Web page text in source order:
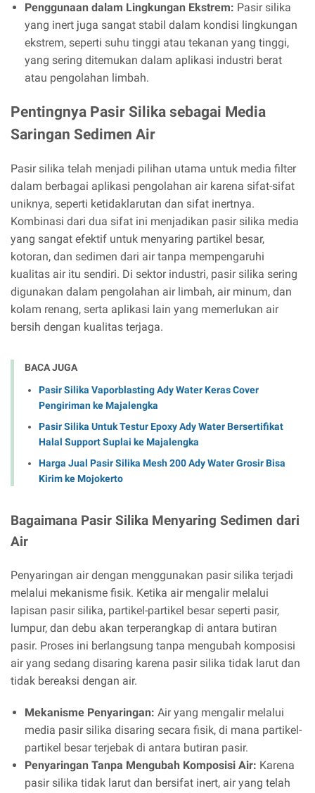
Penggunaan dalam Lingkungan Ekstrem: Pasir silika
yang inert juga sangat stabil dalam kondisi lingkungan
ekstrem, seperti suhu tinggi atau tekanan yang tinggi,
yang sering ditemukan dalam aplikasi industri berat
atau pengolahan limbah.
Pentingnya Pasir Silika sebagai Media
Saringan Sedimen Air
Pasir silika telah menjadi pilihan utama untuk media filter
dalam berbagai aplikasi pengolahan air karena sifat-sifat
uniknya, seperti ketidaklarutan dan sifat inertnya.
Kombinasi dari dua sifat ini menjadikan pasir silika media
yang sangat efektif untuk menyaring partikel besar,
kotoran, dan sedimen dari air tanpa mempengaruhi
kualitas air itu sendiri. Di sektor industri, pasir silika sering
digunakan dalam pengolahan air limbah, air minum, dan
kolam renang, serta aplikasi lain yang memerlukan air
bersih dengan kualitas terjaga.
BACA JUGA
Pasir Silika Vaporblasting Ady Water Keras Cover
Pengiriman ke Majalengka
Pasir Silika Untuk Testur Epoxy Ady Water Bersertifikat
Halal Support Suplai ke Majalengka
Harga Jual Pasir Silika Mesh 200 Ady Water Grosir Bisa
Kirim ke Mojokerto
Bagaimana Pasir Silika Menyaring Sedimen dari
Air
Penyaringan air dengan menggunakan pasir silika terjadi
melalui mekanisme fisik. Ketika air mengalir melalui
lapisan pasir silika, partikel-partikel besar seperti pasir,
lumpur, dan debu akan terperangkap di antara butiran
pasir. Proses ini berlangsung tanpa mengubah komposisi
air yang sedang disaring karena pasir silika tidak larut dan
tidak bereaksi dengan air.
Mekanisme Penyaringan: Air yang mengalir melalui
media pasir silika disaring secara fisik, di mana partikel-
partikel besar terjebak di antara butiran pasir.
Penyaringan Tanpa Mengubah Komposisi Air: Karena
pasir silika tidak larut dan bersifat inert, air yang telah